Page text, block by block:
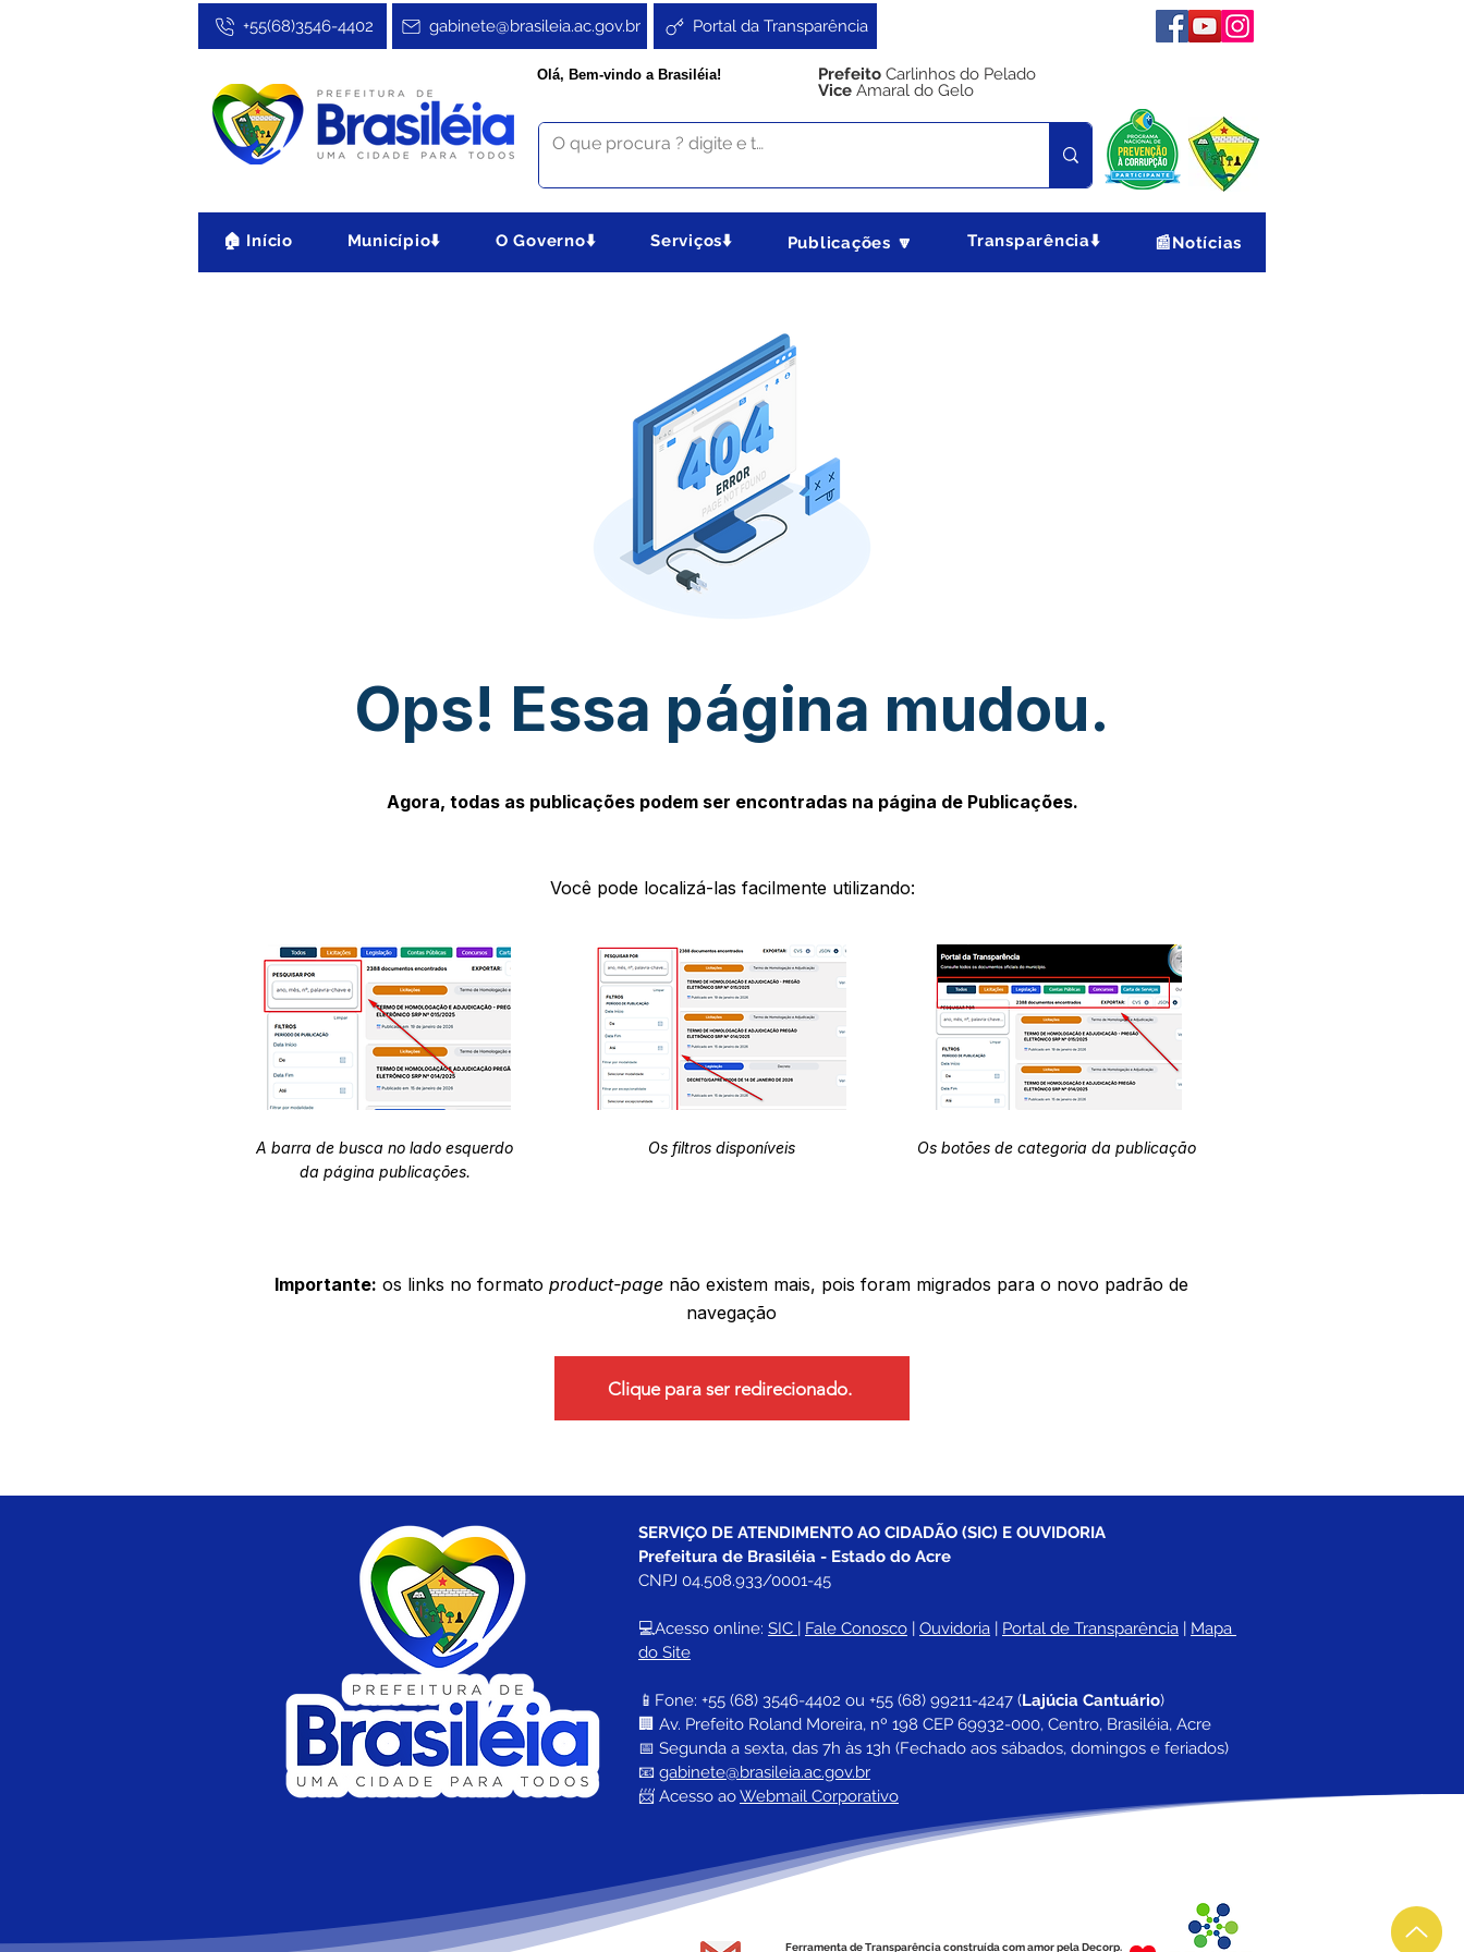
Portal da Transparência
gabinete@brasileia.ac.gov.br
+55(68)3546-4402
Olá, Bem-vindo a Brasiléia! Prefeito Carlinhos do Pelado
Vice Amaral do Gelo
🏠 Início Município⬇️ O Governo⬇️ Serviços⬇️ Publicações 🔽 Transparência⬇️ 📰Notícias
Ops! Essa página mudou.
Agora, todas as publicações podem ser encontradas na página de Publicações.
Você pode localizá-las facilmente utilizando:
A barra de busca no lado esquerdo
da página publicações.
Os filtros disponíveis Os botões de categoria da publicação
Importante: os links no formato product-page não existem mais, pois foram migrados para o novo padrão de
navegação
Clique para ser redirecionado.
SERVIÇO DE ATENDIMENTO AO CIDADÃO (SIC) E OUVIDORIA
Prefeitura de Brasiléia - Estado do Acre
CNPJ 04.508.933/0001-45
💻Acesso online: SIC | Fale Conosco | Ouvidoria | Portal de Transparência | Mapa
do Site
📱Fone: +55 (68) 3546-4402 ou +55 (68) 99211-4247 (Lajúcia Cantuário)
🏢 Av. Prefeito Roland Moreira, nº 198 CEP 69932-000, Centro, Brasiléia, Acre
📅 Segunda a sexta, das 7h às 13h (Fechado aos sábados, domingos e feriados)
📧 gabinete@brasileia.ac.gov.br
📨 Acesso ao Webmail Corporativo
Ferramenta de Transparência construída com amor pela Decorp.